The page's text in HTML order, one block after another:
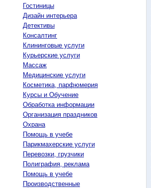
Гостиницы
Дизайн интерьера
Детективы
Консалтинг
Клининговые услуги
Курьерские услуги
Массаж
Медицинские услуги
Косметика, парфюмерия
Курсы и Обучение
Обработка информации
Организация праздников
Охрана
Помощь в учебе
Парикмахерские услуги
Перевозки, грузчики
Полиграфия, реклама
Помощь в учебе
Производственные